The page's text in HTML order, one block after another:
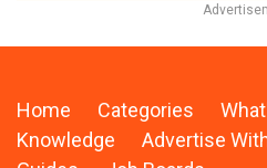
Home Categories
Knowledge
Advertise